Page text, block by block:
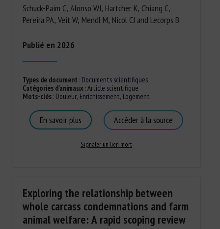
Schuck-Paim C, Alonso WJ, Hartcher K, Chiang C,
Pereira PA, Veit W, Mendl M, Nicol CJ and Lecorps B
Publié en 2026
Types de document : Documents scientifiques
Catégories d'animaux :Article scientifique
Mots-clés: Douleur, Enrichissement, Logement
En savoir plus Accéder à la source
Signaler un lien mort
Exploring the relationship between
whole carcass condemnations and farm
animal welfare: A rapid scoping review